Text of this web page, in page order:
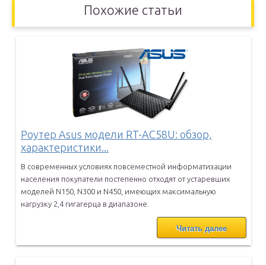
Похожие статьи
Роутер Asus модели RT-AC58U: обзор,
характеристики...
В современных условиях повсеместной информатизации
населения покупатели постепенно отходят от устаревших
моделей N150, N300 и N450, имеющих максимальную
нагрузку 2,4 гигагерца в диапазоне.
Читать далее